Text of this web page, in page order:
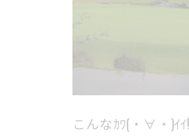
こんなｶﾜ(・∀・)ｲ